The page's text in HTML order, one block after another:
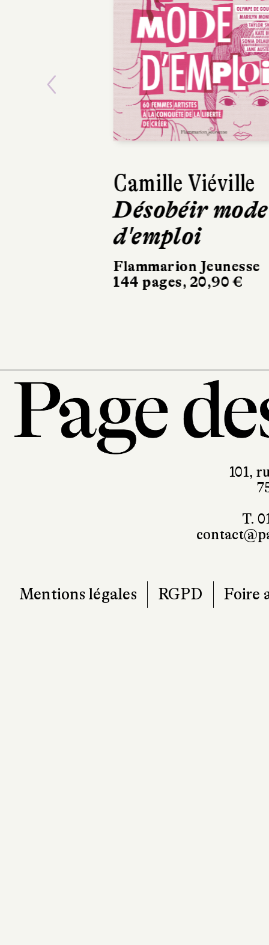
Camille Viéville
Désobéir mode
d'emploi
Flammarion Jeunesse
144 pages, 20,90 €
Previous
101,
T.
Mentions légales RGPD Foire